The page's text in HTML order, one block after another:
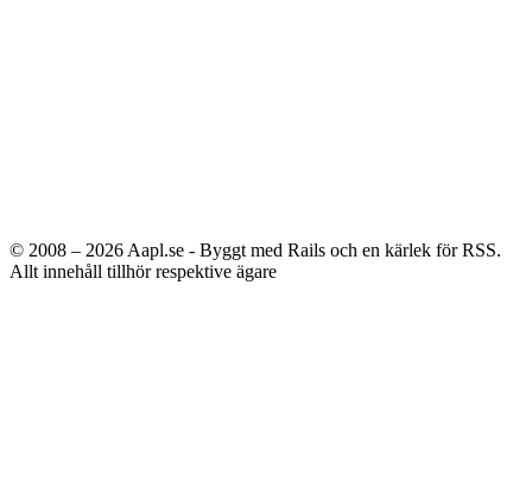
© 2008 – 2026 Aapl.se - Byggt med Rails och en kärlek för RSS.
Allt innehåll tillhör respektive ägare